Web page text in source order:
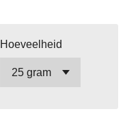
Hoeveelheid